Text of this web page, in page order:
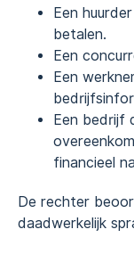
Een
betalen.
Een
Een
Een bedrijf
financieel
De rechter
daadwerkelijk